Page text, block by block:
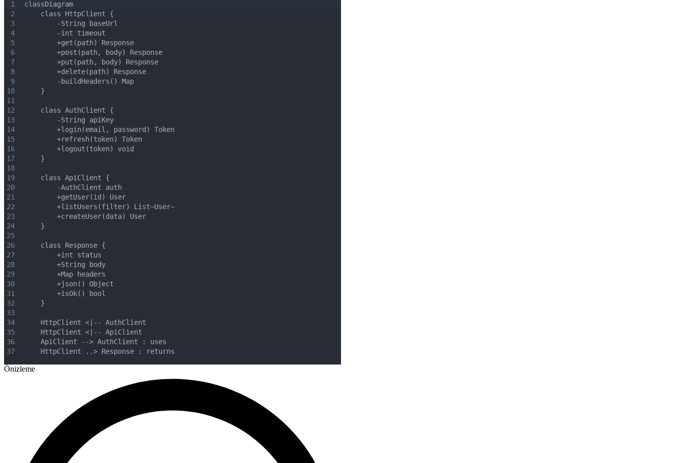
1
2
3
4
5
6
7
8
9
10
11
12
13
14
15
16
17
18
19
20
21
22
23
24
25
26
27
28
29
30
31
32
33
34
35
36
37
classDiagram
    class HttpClient {
        -String baseUrl
        -int timeout
        +get(path) Response
        +post(path, body) Response
        +put(path, body) Response
        +delete(path) Response
        -buildHeaders() Map
    }
    class AuthClient {
        -String apiKey
        +login(email, password) Token
        +refresh(token) Token
        +logout(token) void
    }
    class ApiClient {
        -AuthClient auth
        +getUser(id) User
        +listUsers(filter) List~User~
        +createUser(data) User
    }
    class Response {
        +int status
        +String body
        +Map headers
        +json() Object
        +isOk() bool
    }
    HttpClient <|-- AuthClient
    HttpClient <|-- ApiClient
    ApiClient --> AuthClient : uses
    HttpClient ..> Response : returns
Önizleme